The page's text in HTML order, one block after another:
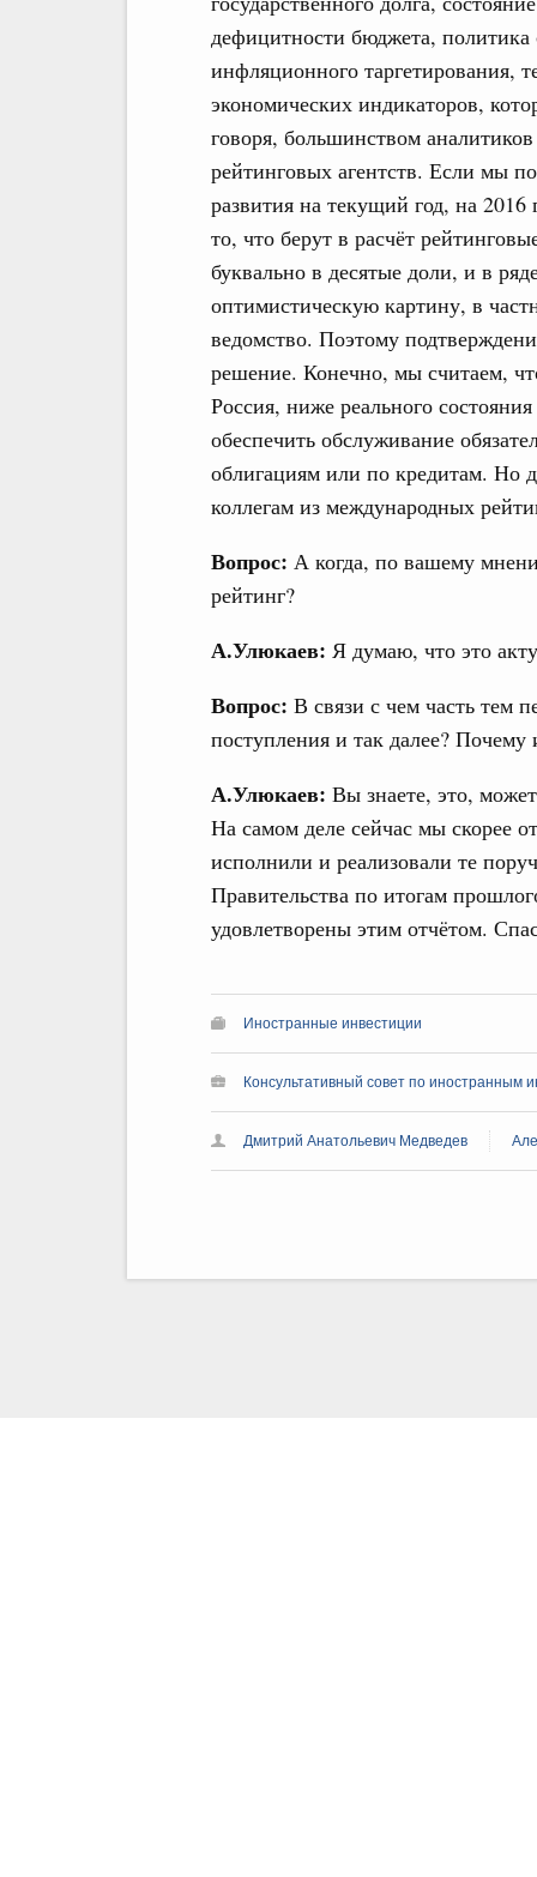
дефицитности бюджета,
инфляционного таргетирования,
экономических индикаторов,
говоря, большинством
рейтинговых агентств. Если мы
развития на текущий год, на
то, что берут в расчёт
буквально в десятые доли, и в
оптимистическую картину, в
ведомство. Поэтому
решение. Конечно, мы считаем,
Россия, ниже реального
обеспечить обслуживание
облигациям или по кредитам. Но
коллегам из международных
Вопрос: А когда, по вашему
рейтинг?
А.Улюкаев: Я думаю, что это
Вопрос: В связи с чем часть тем
поступления и так далее?
А.Улюкаев: Вы знаете, это,
На самом деле сейчас мы скорее
исполнили и реализовали те
Правительства по итогам
удовлетворены этим отчётом.
Иностранные инвестиции
Консультативный совет по иностранным
Дмитрий Анатольевич Медведев